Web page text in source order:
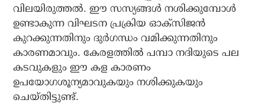
വിലയിരുത്തല്‍. ഈ സസ്യങ്ങള്‍ നശിക്കുമ്പോള്‍
ഉണ്ടാകുന്ന വിഘടന പ്രക്രിയ ഓക്സിജന്‍
കുറക്കുന്നതിനും ദുര്‍ഗന്ധം വമിക്കുന്നതിനും
കാരണമാവും. കേരളത്തില്‍ പമ്പാ നദിയുടെ പല
കടവുകളും ഈ കള കാരണം
ഉപയോഗശൂന്യമാവുകയും നശിക്കുകയും
ചെയ്തിട്ടുണ്ട്.